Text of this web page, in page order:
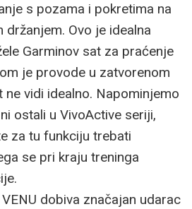
s pozama i pokretima na
držanjem. Ovo je idealna
Garminov sat za praćenje
je provode u zatvorenom
ne vidi idealno. Napominjemo
ostali u VivoActive seriji,
za tu funkciju trebati
se pri kraju treninga
dobiva značajan udarac